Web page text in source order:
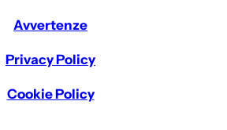
Avvertenze
Privacy Policy
Cookie Policy